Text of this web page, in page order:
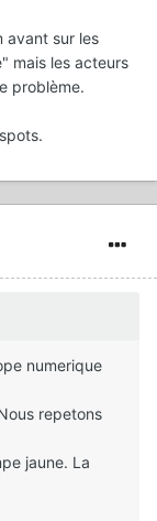
avant sur les
mais les acteurs
problème.
numerique
repetons
jaune. La